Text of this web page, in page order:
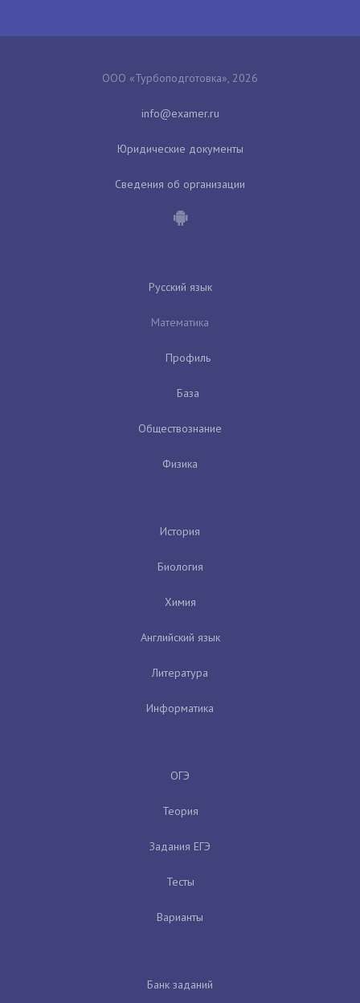
ООО «Турбоподготовка», 2026
Юридические документы
Сведения об организации
Русский язык
Математика
Профиль
База
Обществознание
Физика
История
Биология
Химия
Английский язык
Литература
Информатика
ОГЭ
Теория
Задания ЕГЭ
Тесты
Варианты
Банк заданий